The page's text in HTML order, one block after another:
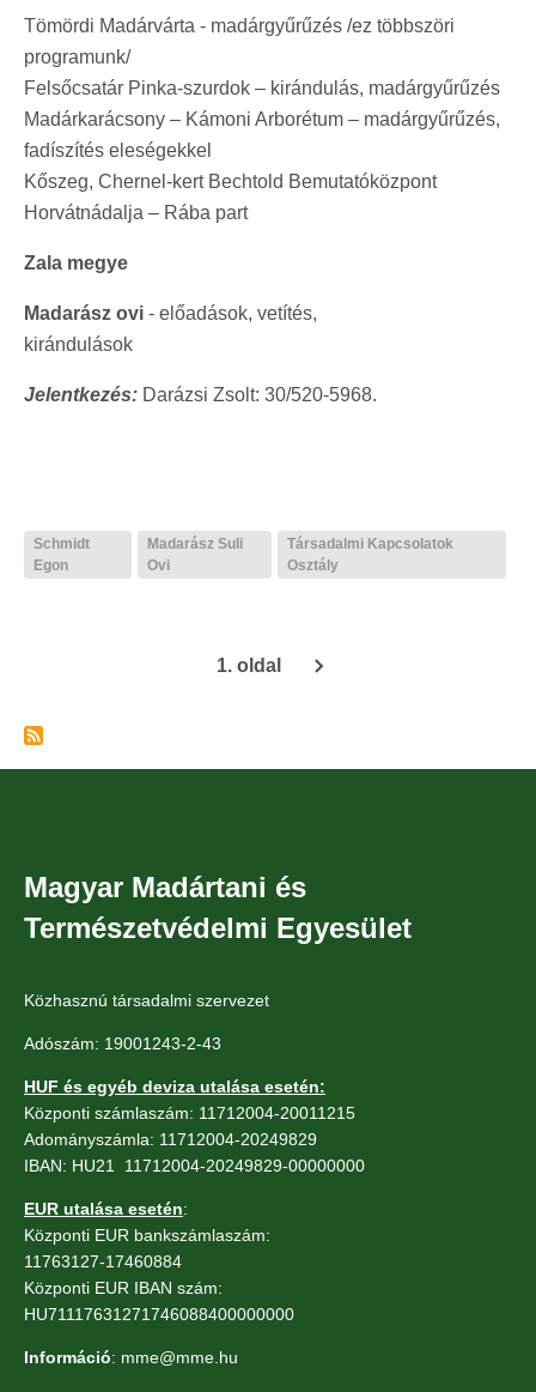
Tömördi Madárvárta - madárgyűrűzés /ez többszöri
programunk/
Felsőcsatár Pinka-szurdok – kirándulás, madárgyűrűzés
Madárkarácsony – Kámoni Arborétum – madárgyűrűzés,
fadíszítés eleségekkel
Kőszeg, Chernel-kert Bechtold Bemutatóközpont
Horvátnádalja – Rába part
Zala megye
Madarász ovi - előadások, vetítés,
kirándulások
Jelentkezés: Darázsi Zsolt: 30/520-5968.
Schmidt
Egon
Madarász Suli
Ovi
Társadalmi Kapcsolatok
Osztály
1. oldal
Magyar Madártani és
Természetvédelmi Egyesület
Közhasznú társadalmi szervezet
Adószám: 19001243-2-43
HUF és egyéb deviza utalása esetén:
Központi számlaszám: 11712004-20011215
Adományszámla: 11712004-20249829
IBAN: HU21 11712004-20249829-00000000
EUR utalása esetén:
Központi EUR bankszámlaszám:
11763127-17460884
Központi EUR IBAN szám:
HU71117631271746088400000000
Információ: mme@mme.hu